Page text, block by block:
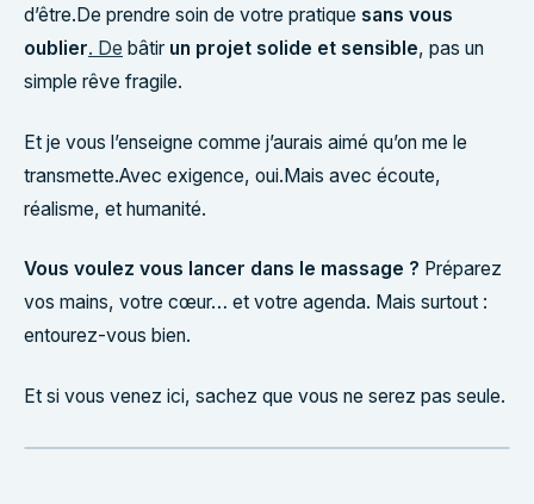
d’être.De prendre soin de votre pratique sans vous
oublier. De bâtir un projet solide et sensible, pas un
simple rêve fragile.
Et je vous l’enseigne comme j’aurais aimé qu’on me le
transmette.Avec exigence, oui.Mais avec écoute,
réalisme, et humanité.
Vous voulez vous lancer dans le massage ? Préparez
vos mains, votre cœur… et votre agenda. Mais surtout :
entourez-vous bien.
Et si vous venez ici, sachez que vous ne serez pas seule.